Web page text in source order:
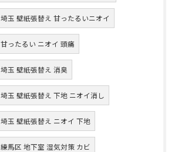
埼玉 壁紙張替え 甘ったるいニオイ
甘ったるい ニオイ 頭痛
埼玉 壁紙張替え 消臭
埼玉 壁紙張替え 下地 ニオイ消し
埼玉 壁紙張替え ニオイ 下地
練馬区 地下室 湿気対策 カビ